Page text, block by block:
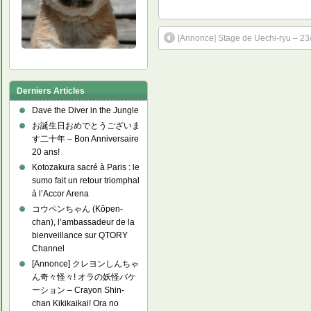
[Annonce] Stage de Uechi-ryu –
Derniers Articles
Dave the Diver in the Jungle
お誕生日おめでとうございま
す二十年 – Bon Anniversaire
20 ans!
Kotozakura sacré à Paris : le
sumo fait un retour triomphal
à l’Accor Arena
コウペンちゃん (Kôpen-
chan), l’ambassadeur de la
bienveillance sur QTORY
Channel
[Annonce] クレヨンしんちゃ
ん奇々怪々! オラの妖怪バケ
ーション – Crayon Shin-
chan Kikikaikai! Ora no